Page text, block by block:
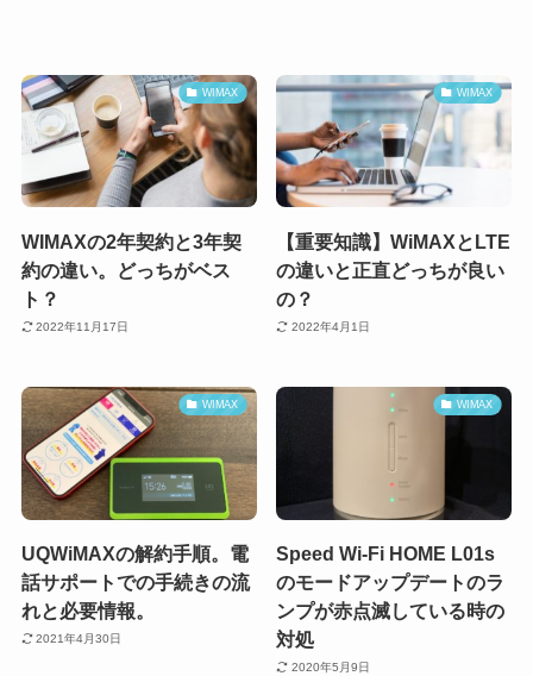
WIMAX
WIMAXの2年契約と3年契
約の違い。どっちがベス
ト？
2022年11月17日
WIMAX
【重要知識】WiMAXとLTE
の違いと正直どっちが良い
の？
2022年4月1日
WIMAX
UQWiMAXの解約手順。電
話サポートでの手続きの流
れと必要情報。
2021年4月30日
WIMAX
Speed Wi-Fi HOME L01s
のモードアップデートのラ
ンプが赤点滅している時の
対処
2020年5月9日